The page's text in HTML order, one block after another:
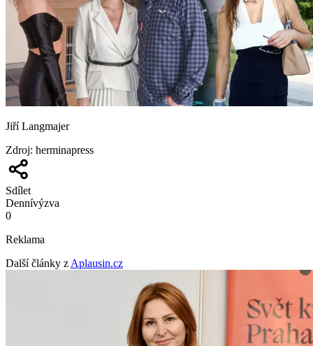
Jiří Langmajer
Zdroj: herminapress
Sdílet
Dennívýzva
0
Reklama
Další články z Aplausin.cz